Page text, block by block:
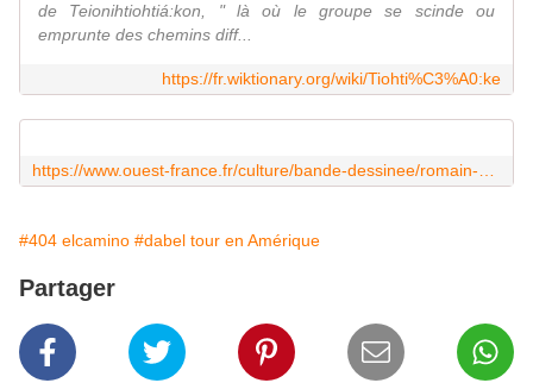
de Teionihtiohtiá:kon, " là où le groupe se scinde ou
emprunte des chemins diff...
https://fr.wiktionary.org/wiki/Tiohti%C3%A0:ke
#404 elcamino #dabel tour en Amérique
Partager